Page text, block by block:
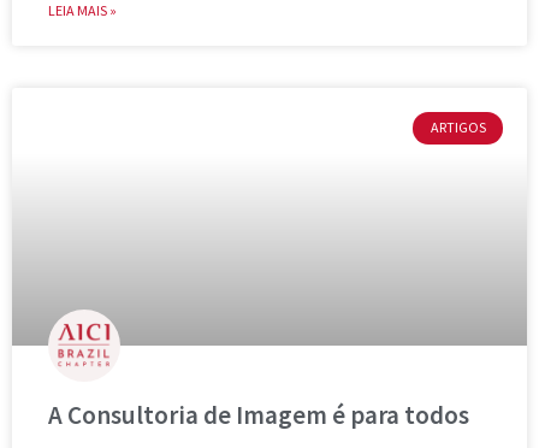
LEIA MAIS »
ARTIGOS
A Consultoria de Imagem é para todos